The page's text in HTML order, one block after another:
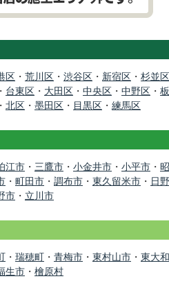
区 ・ 荒川区 ・ 渋谷区 ・ 新宿区 ・ 杉並区
・ 台東区 ・ 大田区 ・ 中央区 ・ 中野区 ・
・ 北区 ・ 墨田区 ・ 目黒区 ・ 練馬区
江市 ・ 三鷹市 ・ 小金井市 ・ 小平市 ・
・ 町田市 ・ 調布市 ・ 東久留米市 ・ 日野
市 ・ 立川市
・ 瑞穂町 ・ 青梅市 ・ 東村山市 ・ 東大和
生市 ・ 檜原村